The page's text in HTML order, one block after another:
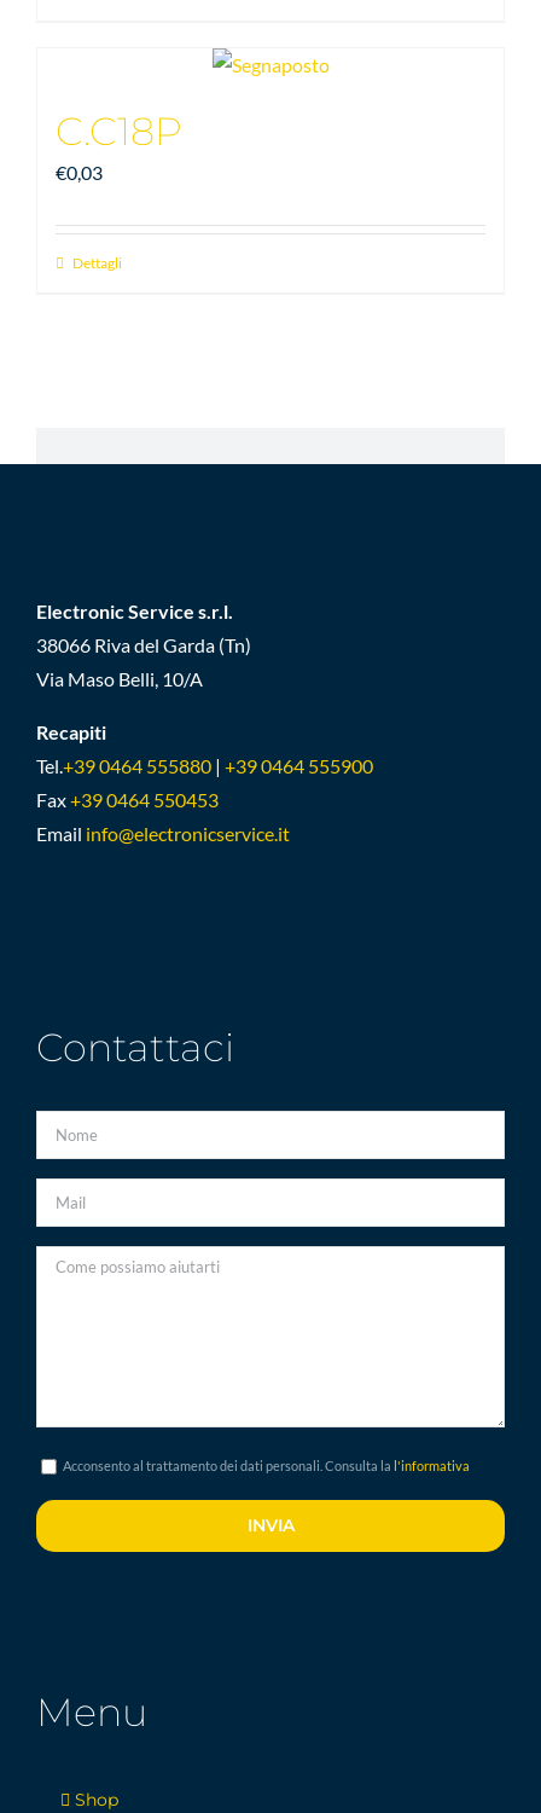
C.C18P
€0,03
Dettagli
Electronic Service s.r.l.
38066 Riva del Garda (Tn)
Via Maso Belli, 10/A
Recapiti
Tel.+39 0464 555880 | +39 0464 555900
Fax+39 0464 550453
Email info@electronicservice.it
Contattaci
Acconsento al trattamento dei dati personali. Consulta la l'informativa
Menu
Shop